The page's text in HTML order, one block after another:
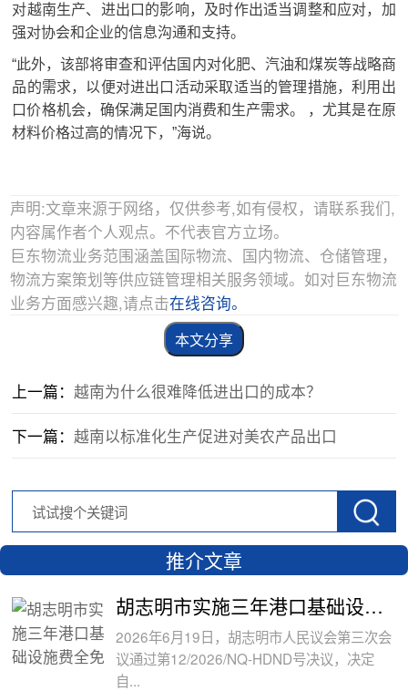
对越南生产、进出口的影响，及时作出适当调整和应对，加
强对协会和企业的信息沟通和支持。
“此外，该部将审查和评估国内对化肥、汽油和煤炭等战略商
品的需求，以便对进出口活动采取适当的管理措施，利用出
口价格机会，确保满足国内消费和生产需求。 ，尤其是在原
材料价格过高的情况下，”海说。
声明:文章来源于网络，仅供参考,如有侵权，请联系我们,
内容属作者个人观点。不代表官方立场。
巨东物流业务范围涵盖国际物流、国内物流、仓储管理，
物流方案策划等供应链管理相关服务领域。如对巨东物流
业务方面感兴趣,请点击在线咨询。
本文分享
上一篇：越南为什么很难降低进出口的成本？
下一篇：越南以标准化生产促进对美农产品出口
推介文章
胡志明市实施三年港口基础设施费全免政
2026年6月19日，胡志明市人民议会第三次会
议通过第12/2026/NQ-HDND号决议，决定
自...